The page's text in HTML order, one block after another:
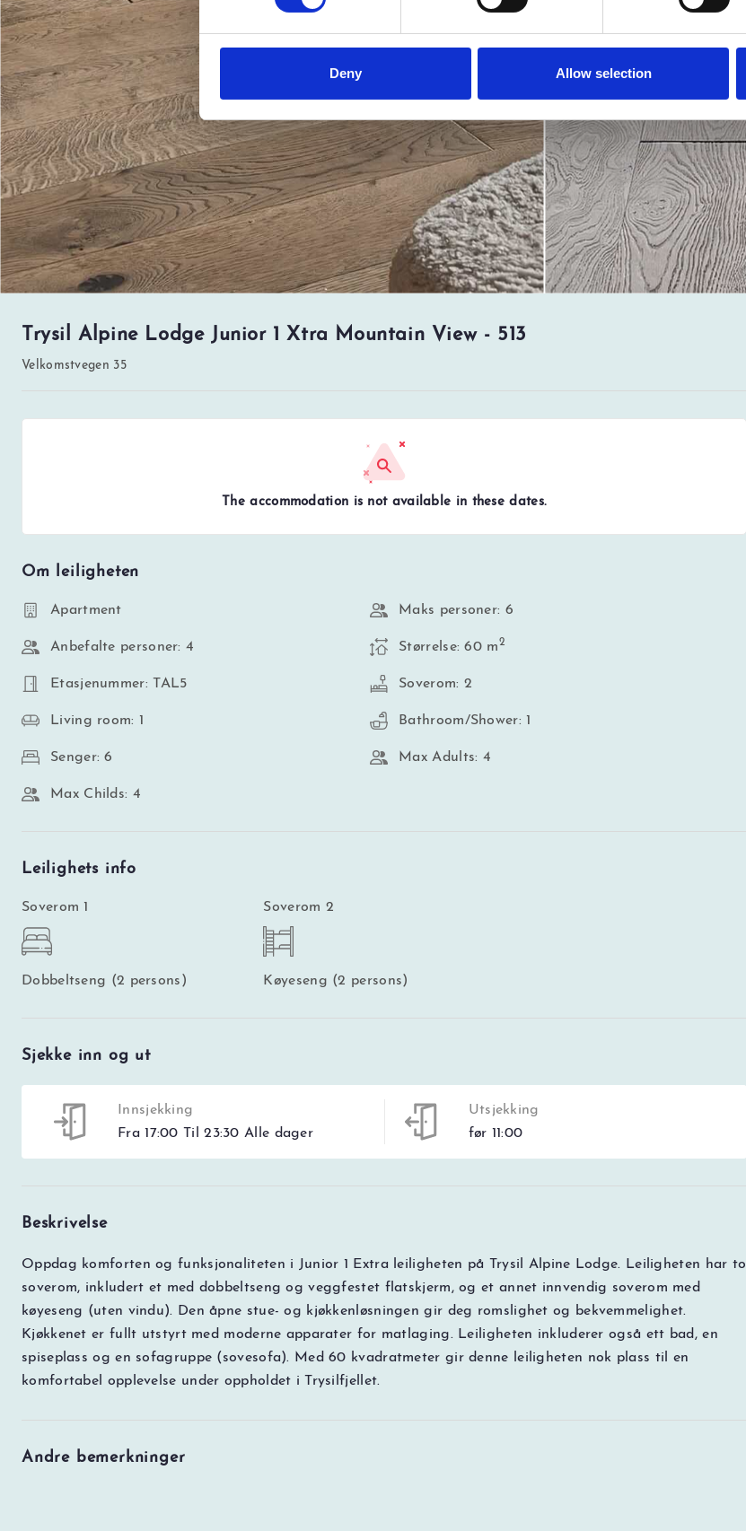
Deny Allow selection
Trysil Alpine Lodge Junior 1 Xtra Mountain View - 513
Velkomstvegen 35
The accommodation is not available in these dates.
Om leiligheten
Apartment Maks personer: 6
Anbefalte personer: 4 Størrelse: 60 m2
Etasjenummer: TAL5 Soverom: 2
Living room: 1 Bathroom/Shower: 1
Senger: 6 Max Adults: 4
Max Childs: 4
Leilighets info
Soverom 1
Dobbeltseng (2 persons)
Soverom 2
Køyeseng (2 persons)
Sjekke inn og ut
Innsjekking
Fra 17:00 Til 23:30 Alle dager
Utsjekking
før 11:00
Beskrivelse
Oppdag komforten og funksjonaliteten i Junior 1 Extra leiligheten på Trysil Alpine Lodge. Leiligheten har to
soverom, inkludert et med dobbeltseng og veggfestet flatskjerm, og et annet innvendig soverom med
køyeseng (uten vindu). Den åpne stue- og kjøkkenløsningen gir deg romslighet og bekvemmelighet.
Kjøkkenet er fullt utstyrt med moderne apparater for matlaging. Leiligheten inkluderer også ett bad, en
spiseplass og en sofagruppe (sovesofa). Med 60 kvadratmeter gir denne leiligheten nok plass til en
komfortabel opplevelse under oppholdet i Trysilfjellet.
Andre bemerkninger